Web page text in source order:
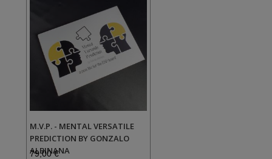
M.V.P. - MENTAL VERSATILE
PREDICTION BY GONZALO
ALBINANA
79,00 €